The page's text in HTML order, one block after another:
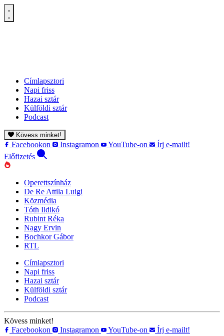
Címlapsztori
Napi friss
Hazai sztár
Külföldi sztár
Podcast
Kövess minket!
Facebookon Instagramon YouTube-on
Írj e-mailt!
Előfizetés
Operettszínház
De Re Attila Luigi
Közmédia
Tóth Ildikó
Rubint Réka
Nagy Ervin
Bochkor Gábor
RTL
Címlapsztori
Napi friss
Hazai sztár
Külföldi sztár
Podcast
Kövess minket!
Facebookon
Instagramon YouTube-on Írj e-mailt!